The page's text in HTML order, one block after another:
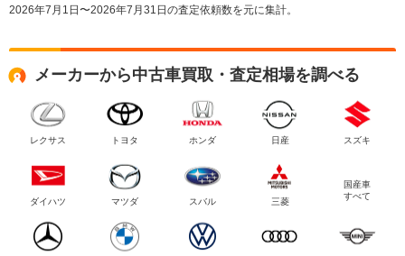
2026年7月1日〜2026年7月31日の査定依頼数を元に集計。
メーカーから中古車買取・査定相場を調べる
レクサス トヨタ ホンダ 日産 スズキ
ダイハツ マツダ スバル 三菱
国産車
すべて